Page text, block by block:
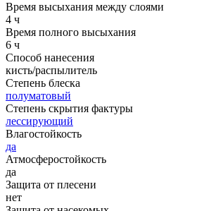
Время высыхания между слоями
4 ч
Время полного высыхания
6 ч
Способ нанесения
кисть/распылитель
Степень блеска
полуматовый
Степень скрытия фактуры
лессирующий
Влагостойкость
да
Атмосферостойкость
да
Защита от плесени
нет